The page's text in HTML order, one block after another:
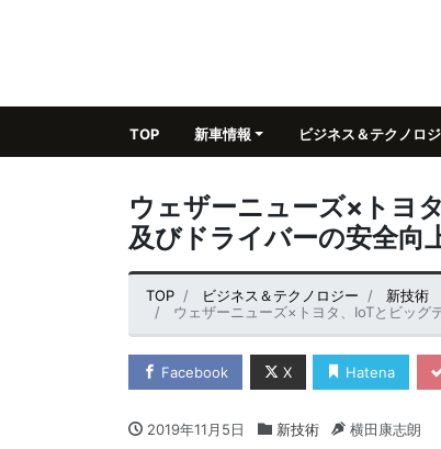
TOP 新車情報 ビジネス＆テクノロ
ウェザーニューズ×トヨ
及びドライバーの安全向
TOP ビジネス＆テクノロジー
新技術
ウェザーニューズ×トヨタ、IoTとビッグ
Facebook X Hatena
2019年11月5日 新技術 横田康志朗